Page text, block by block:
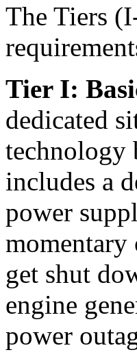
The Tiers
Tier I:
dedicated
technology
includes a
power
momentary
get shut
engine
power